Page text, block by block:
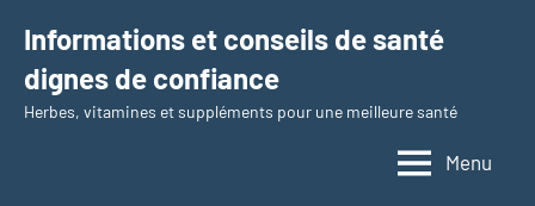
contenu
Informations et conseils de santé
dignes de confiance
Herbes, vitamines et suppléments pour une meilleure santé
Menu